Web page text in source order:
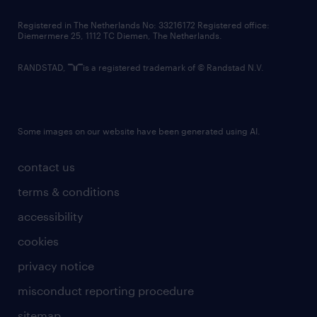
contact us
terms & conditions
accessibility
cookies
privacy notice
misconduct reporting procedure
Registered in The Netherlands No: 33216172 Registered office:
Diemermere 25, 1112 TC Diemen, The Netherlands.
RANDSTAD, is a registered trademark of © Randstad N.V.
Some images on our website have been generated using AI.